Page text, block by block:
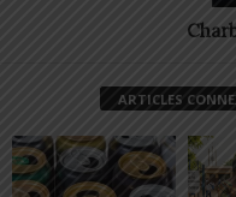
ARTICLES